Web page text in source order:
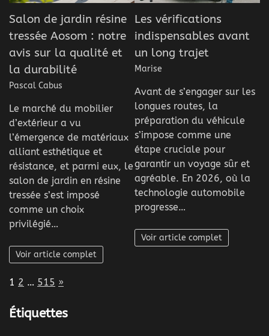
Salon de jardin résine
tressée Aosom : notre
avis sur la qualité et
la durabilité
Pascal Cabus
Le marché du mobilier
d’extérieur a vu
l’émergence de matériaux
alliant esthétique et
résistance, et parmi eux, le
salon de jardin en résine
tressée s’est imposé
comme un choix
privilégié…
Voir article complet
Les vérifications
indispensables avant
un long trajet
Marise
Avant de s’engager sur les
longues routes, la
préparation du véhicule
s’impose comme une
étape cruciale pour
garantir un voyage sûr et
agréable. En 2026, où la
technologie automobile
progresse…
Voir article complet
Page:
1 2 … 515 Next
»
Étiquettes